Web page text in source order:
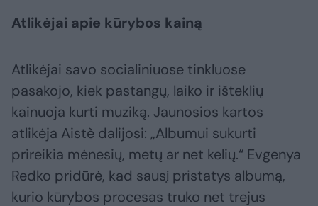
Atlikėjai apie kūrybos kainą
Atlikėjai savo socialiniuose tinkluose
pasakojo, kiek pastangų, laiko ir išteklių
kainuoja kurti muziką. Jaunosios kartos
atlikėja Aistè dalijosi: „Albumui sukurti
prireikia mėnesių, metų ar net kelių.“ Evgenya
Redko pridūrė, kad sausį pristatys albumą,
kurio kūrybos procesas truko net trejus